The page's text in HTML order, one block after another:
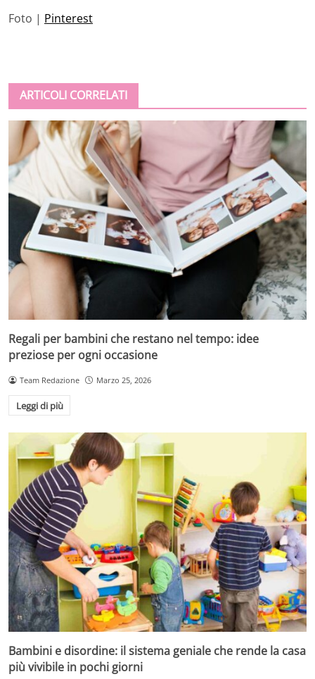
Foto | Pinterest
ARTICOLI CORRELATI
Regali per bambini che restano nel tempo: idee
preziose per ogni occasione
Team Redazione Marzo 25, 2026
Leggi di più
Bambini e disordine: il sistema geniale che rende la casa
più vivibile in pochi giorni